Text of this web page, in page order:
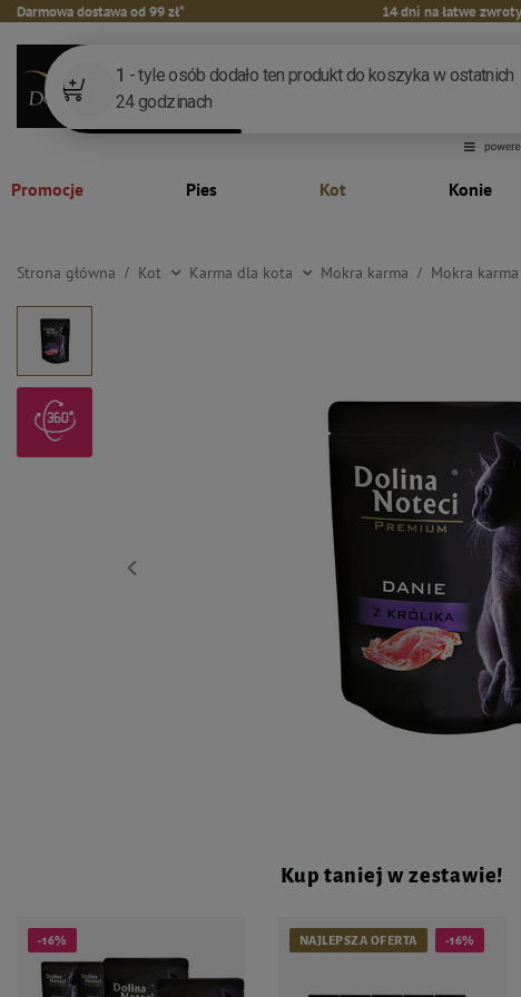
Darmowa dostawa od 99 zł* 14 dni na łatwe zwroty
Promocje Pies Kot Konie
Strona główna Kot Karma dla kota Mokra karma Mokra
Kup taniej w zestawie!
-16% NAJLEPSZA OFERTA -16%